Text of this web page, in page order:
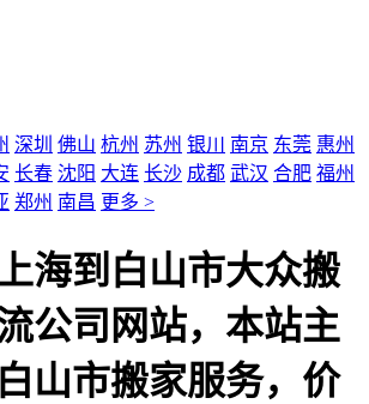
深圳 佛山 杭州 苏州 银川 南京 东莞 惠州
长春 沈阳 大连 长沙 成都 武汉 合肥 福州
郑州 南昌 更多 >
海到白山市大众搬
公司网站，本站主
山市搬家服务，价